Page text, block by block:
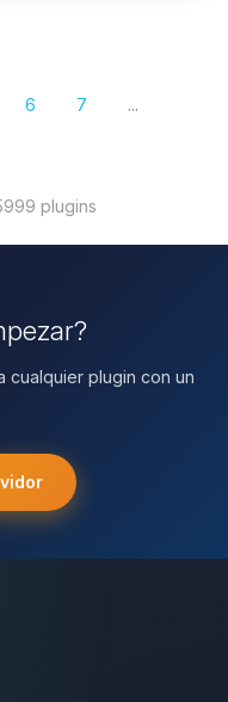
6 7
...
plugins
cualquier plugin con un